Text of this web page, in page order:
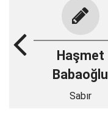
Haşmet
Babaoğlu
Sabır